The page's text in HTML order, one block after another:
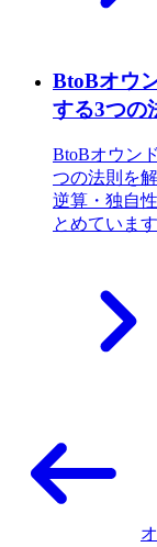
BtoBオウ
する3つの
BtoBオウン
つの法則を
逆算・独自
とめています